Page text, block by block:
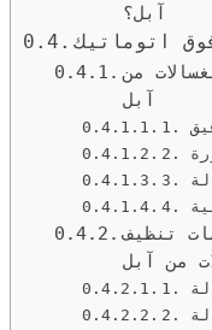
آبل؟
اتوماتيك
من
آبل
تنظيف
من آبل